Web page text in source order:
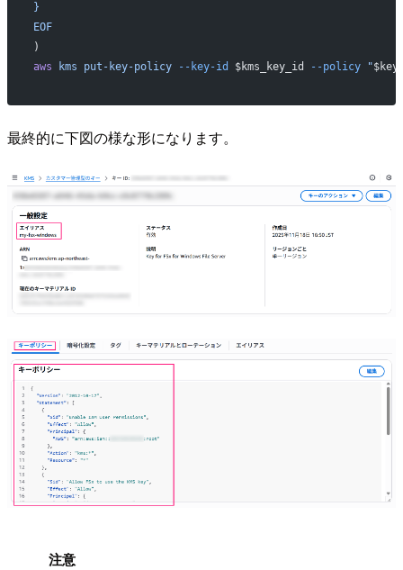
}
EOF
)
aws kms put-key-policy --key-id $kms_key_id --policy "
最終的に下図の様な形になります。
注意